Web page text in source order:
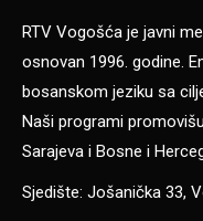
RTV Vogošća je javni
osnovan 1996. godine.
bosanskom jeziku sa
Naši programi
Sarajeva i Bosne i
Sjedište: Jošanička 33,